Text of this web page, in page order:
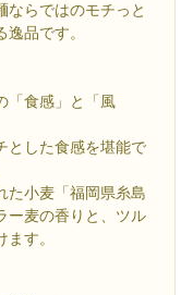
ならではのモチっと
品です。
「食感」と「風
とした食感を堪能で
た小麦「福岡県糸島
ー麦の香りと、ツル
す。